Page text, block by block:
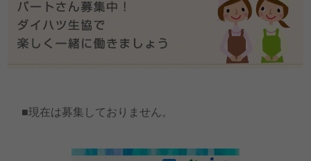
■現在は募集しておりません。